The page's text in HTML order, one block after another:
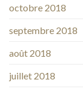
octobre 2018
septembre 2018
août 2018
juillet 2018